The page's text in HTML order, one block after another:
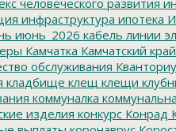
человеческого развития
инфраструктура ипотека
июнь_2026 кабель линии
Камчатка Камчатский край
обслуживания
кладбище клещ клещи
коммуналка
изделия конкурс Конрад